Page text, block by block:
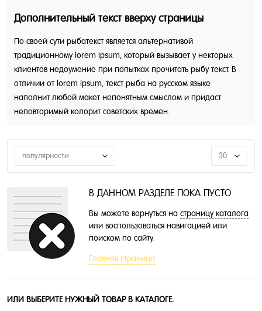
Дополнительный текст вверху страницы
По своей сути рыбатекст является альтернативой
традиционному lorem ipsum, который вызывает у некторых
клиентов недоумение при попытках прочитать рыбу текст. В
отличии от lorem ipsum, текст рыба на русском языке
наполнит любой макет непонятным смыслом и придаст
неповторимый колорит советских времен.
популярности 30
В ДАННОМ РАЗДЕЛЕ ПОКА ПУСТО
Вы можете вернуться на страницу каталога
или воспользоваться навигацией или
поиском по сайту.
Главная страница
ИЛИ ВЫБЕРИТЕ НУЖНЫЙ ТОВАР В КАТАЛОГЕ.